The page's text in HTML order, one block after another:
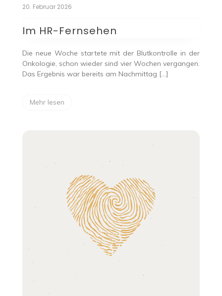
20. Februar 2026
Im HR-Fernsehen
Die neue Woche startete mit der Blutkontrolle in der
Onkologie, schon wieder sind vier Wochen vergangen.
Das Ergebnis war bereits am Nachmittag […]
Mehr lesen